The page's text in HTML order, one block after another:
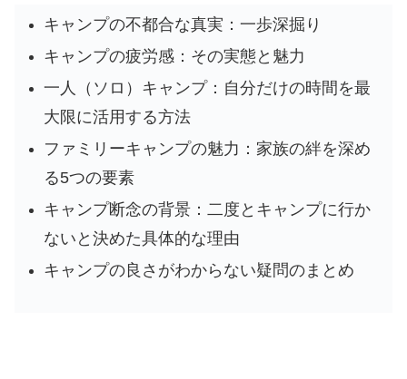
キャンプの不都合な真実：一歩深掘り
キャンプの疲労感：その実態と魅力
一人（ソロ）キャンプ：自分だけの時間を最
大限に活用する方法
ファミリーキャンプの魅力：家族の絆を深め
る5つの要素
キャンプ断念の背景：二度とキャンプに行か
ないと決めた具体的な理由
キャンプの良さがわからない疑問のまとめ